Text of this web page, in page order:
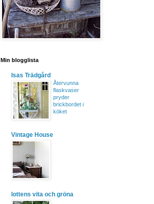
Min blogglista
Isas Trädgård
Återvunna
flaskvaser
pryder
brickbordet i
köket
Vintage House
lottens vita och gröna